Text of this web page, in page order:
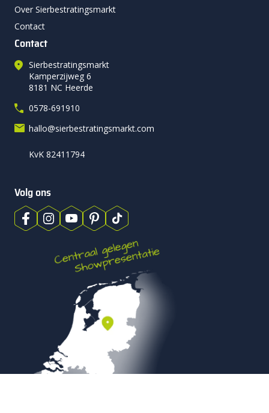
Over Sierbestratingsmarkt
Contact
Contact
Sierbestratingsmarkt
Kamperzijweg 6
8181 NC Heerde
0578-691910
hallo@sierbestratingsmarkt.com
KvK 82411794
Volg ons